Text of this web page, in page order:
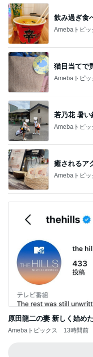
飲み過ぎ食
Amebaトピッ
猫目当てで
Amebaトピッ
若乃花 暑い
Amebaトピッ
癒されるア
Amebaトピッ
原田龍二の妻 新しく始め
Amebaトピックス 13時間前